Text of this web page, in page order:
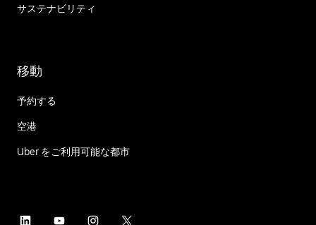
サステナビリティ
移動
予約する
空港
Uber をご利用可能な都市